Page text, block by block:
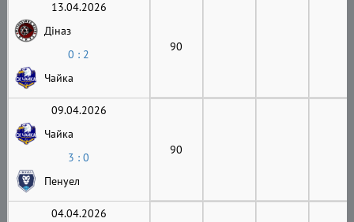
13.04.2026
Діназ
0 : 2
Чайка
90
09.04.2026
Чайка
3 : 0
Пенуел
90
04.04.2026